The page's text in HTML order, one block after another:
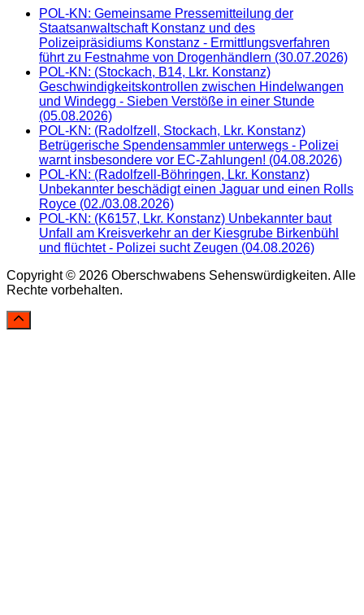
POL-KN: Gemeinsame Pressemitteilung der
Staatsanwaltschaft Konstanz und des
Polizeipräsidiums Konstanz - Ermittlungsverfahren
führt zu Festnahme von Drogenhändlern (30.07.2026)
POL-KN: (Stockach, B14, Lkr. Konstanz)
Geschwindigkeitskontrollen zwischen Hindelwangen
und Windegg - Sieben Verstöße in einer Stunde
(05.08.2026)
POL-KN: (Radolfzell, Stockach, Lkr. Konstanz)
Betrügerische Spendensammler unterwegs - Polizei
warnt insbesondere vor EC-Zahlungen! (04.08.2026)
POL-KN: (Radolfzell-Böhringen, Lkr. Konstanz)
Unbekannter beschädigt einen Jaguar und einen Rolls
Royce (02./03.08.2026)
POL-KN: (K6157, Lkr. Konstanz) Unbekannter baut
Unfall am Kreisverkehr an der Kiesgrube Birkenbühl
und flüchtet - Polizei sucht Zeugen (04.08.2026)
Copyright © 2026 Oberschwabens Sehenswürdigkeiten. Alle
Rechte vorbehalten.